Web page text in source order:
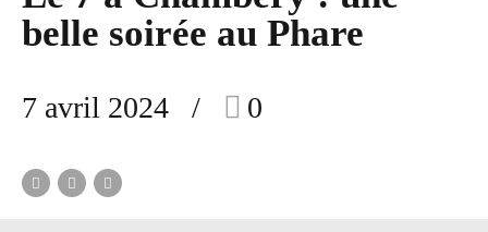
belle soirée au Phare
7 avril 2024 0